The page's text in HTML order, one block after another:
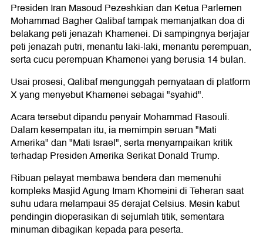
Presiden Iran Masoud Pezeshkian dan Ketua Parlemen
Mohammad Bagher Qalibaf tampak memanjatkan doa di
belakang peti jenazah Khamenei. Di sampingnya berjajar
peti jenazah putri, menantu laki-laki, menantu perempuan,
serta cucu perempuan Khamenei yang berusia 14 bulan.
Usai prosesi, Qalibaf mengunggah pernyataan di platform
X yang menyebut Khamenei sebagai "syahid".
Acara tersebut dipandu penyair Mohammad Rasouli.
Dalam kesempatan itu, ia memimpin seruan "Mati
Amerika" dan "Mati Israel", serta menyampaikan kritik
terhadap Presiden Amerika Serikat Donald Trump.
Ribuan pelayat membawa bendera dan memenuhi
kompleks Masjid Agung Imam Khomeini di Teheran saat
suhu udara melampaui 35 derajat Celsius. Mesin kabut
pendingin dioperasikan di sejumlah titik, sementara
minuman dibagikan kepada para peserta.